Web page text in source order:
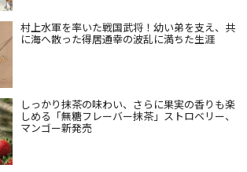
村上水軍を率いた戦国武将！幼い弟を支え、共
に海へ散った得居通幸の波乱に満ちた生涯
しっかり抹茶の味わい、さらに果実の香りも楽
しめる「無糖フレーバー抹茶」ストロベリー、
マンゴー新発売